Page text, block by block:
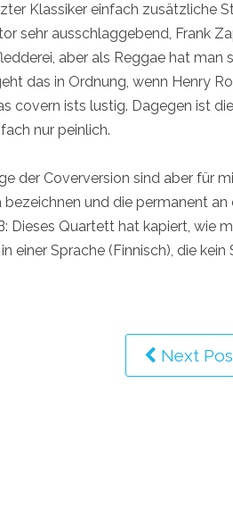
Klassiker einfach zusätzliche
sehr ausschlaggebend, Frank
aber als Reggae hat man
das in Ordnung, wenn Henry
covern ists lustig. Dagegen ist
nur peinlich.
der Coverversion sind aber für
und die permanent an
Dieses Quartett hat kapiert, wie
einer Sprache (Finnisch), die
Next